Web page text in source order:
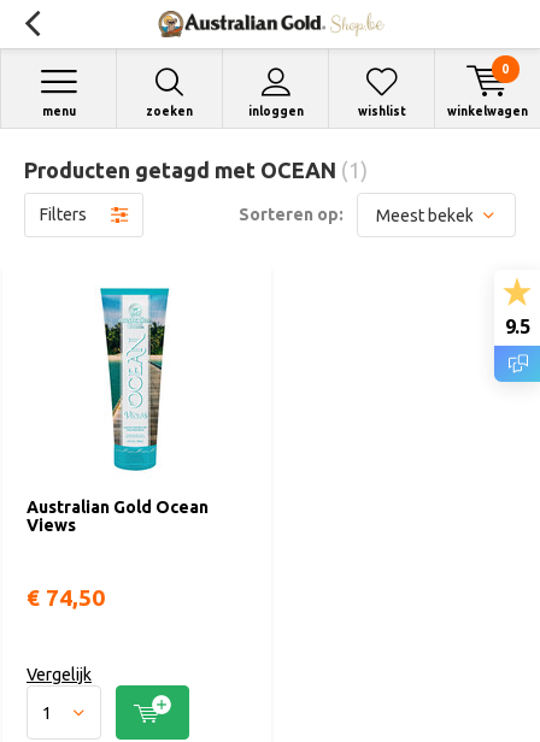
zoeken inloggen
menu wishlist winkelwagen
0
Producten getagd met OCEAN (1)
Filters Sorteren op:
Australian Gold Ocean
Views
€ 74,50
Vergelijk
9.5